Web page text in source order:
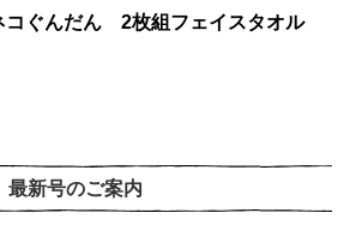
コぐんだん 2枚組フェイスタオル
最新号のご案内